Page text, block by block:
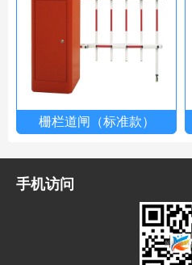
栅栏道闸（标准款）
手机访问